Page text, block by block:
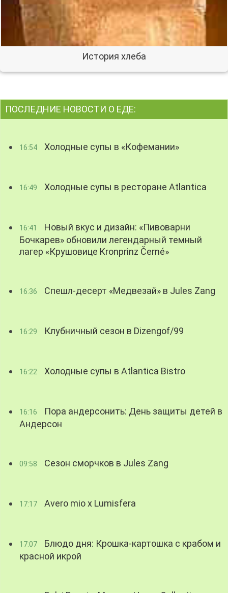
История хлеба
ПОСЛЕДНИЕ НОВОСТИ О ЕДЕ:
16:54 Холодные супы в «Кофемании»
16:49 Холодные супы в ресторане Atlantica
16:41
Новый вкус и дизайн: «Пивоварни
Бочкарев» обновили легендарный темный
лагер «Крушовице Kronprinz Černé»
16:36 Спешл-десерт «Медвезай» в Jules Zang
16:29 Клубничный сезон в Dizengof/99
16:22 Холодные супы в Atlantica Bistro
16:16
Пора андерсонить: День защиты детей в
Андерсон
09:58 Сезон сморчков в Jules Zang
17:17 Avero mio x Lumisfera
17:07
Блюдо дня: Крошка-картошка с крабом и
красной икрой